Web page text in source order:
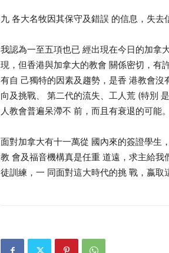
九 各大名牧因其保守及錯誤 的信息，失
我認為一至五項也已 經出現在今日的加拿
現，但香港與加拿大的教會 關係密切，有
有自 己獨特的因素及趨勢，是香 港教會
向及挑戰、 第二代的流失、工人荒 (特別
人教會普遍呆滯不 前，而且有衰退的可能。
面對加拿大有十一萬從 國內來的簽證學生
教 會及福音機構真是任重 道遠，求主給
徒訓練，一 同面對這大時代的挑 戰，嬴取